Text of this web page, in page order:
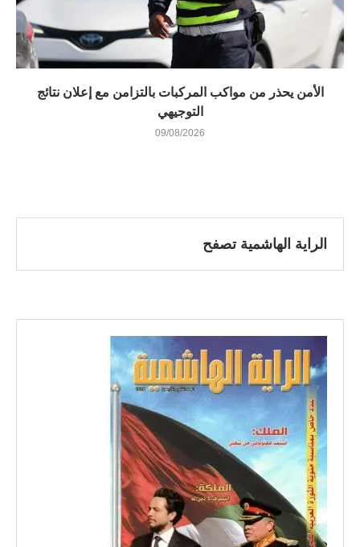
الأمن يحذر من مواكب المركبات بالتزامن مع إعلان نتائج
التوجيهي
09/08/2026
الراية الهاشمية تصفح